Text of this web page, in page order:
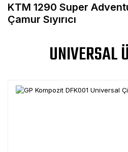
KTM 1290 Super
Çamur Sıyırıcı
UNIVERSAL